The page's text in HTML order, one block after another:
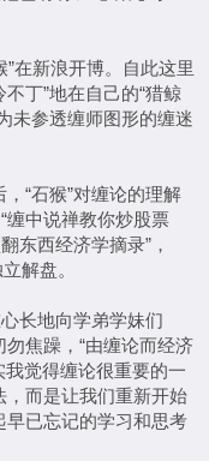
新浪开博。自此这里
不丁”地在自己的“猎鲸
未参透缠师图形的缠迷
“石猴”对缠论的理解
缠中说禅教你炒股票
东西经济学摘录”，
解盘。
长地向学弟学妹们
焦躁，“由缠论而经济
我觉得缠论很重要的一
，而是让我们重新开始
已忘记的学习和思考